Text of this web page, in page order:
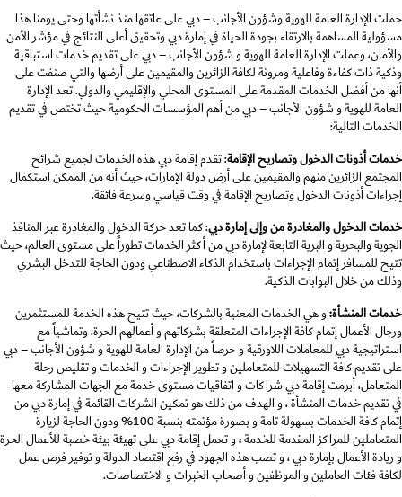
حملت الإدارة العامة للهوية وشؤون الأجانب – دبي على عاتقها منذ نشأتها وحتى يومنا هذا
مسؤولية المساهمة بالارتقاء بجودة الحياة في إمارة دبي وتحقيق أعلى النتائج في مؤشر الأمن
والأمان، وعملت الإدارة العامة للهوية و شؤون الأجانب – دبي على تقديم خدمات استباقية
وذكية ذات كفاءة وفاعلية ومرونة لكافة الزائرين والمقيمين على أرضها والتي صنفت على
أنها من أفضل الخدمات المقدمة على المستوى المحلي والإقليمي والدولي. تعد الإدارة
العامة للهوية و شؤون الأجانب – دبي من أهم المؤسسات الحكومية حيث تختص في تقديم
الخدمات التالية:
خدمات أذونات الدخول وتصاريح الإقامة: تقدم إقامة دبي هذه الخدمات لجميع شرائح
المجتمع الزائرين منهم والمقيمين على أرض دولة الإمارات، حيث أنه من الممكن استكمال
إجراءات أذونات الدخول وتصاريح الإقامة في وقت قياسي وسرعة فائقة.
خدمات الدخول والمغادرةمن وإلى إمارة دبي: كما تعد حركة الدخول والمغادرة عبر المنافذ
الجوية والبحرية و البرية التابعة لإمارة دبي من أكثر الخدمات تطوراً على مستوى العالم، حيث
تتيح للمسافر إتمام الإجراءات باستخدام الذكاء الاصطناعي ودون الحاجة للتدخل البشري
وذلك من خلال البوابات الذكية.
خدمات المنشأة:و هي الخدمات المعنية بالشركات، حيث تتيح هذه الخدمة للمستثمرين
ورجال الأعمال إتمام كافة الإجراءات المتعلقة بشركاتهم و أعمالهم الحرة. وتماشياً مع
استراتيجية دبي للمعاملات اللاورقية و حرصاً من الإدارة العامة للهوية و شؤون الأجانب – دبي
على تقديم كافة التسهيلات للمتعاملين و تطوير الإجراءات و الخدمات و تقليص رحلة
المتعامل، أبرمت إقامة دبي شراكات و اتفاقيات مستوى خدمة مع الجهات المشاركة معها
في تقديم خدمات المنشأة ، و الهدف من ذلك هو تمكين الشركات القائمة في إمارة دبي من
إتمام كافة الخدمات بسهولة تامة و بصورة مؤتمته بنسبة 100% ودون الحاجة لزيارة
المتعاملين للمراكز المقدمة للخدمة،و تعمل إقامة دبي على تهيئة بيئة خصبة للأعمال الحرة
و ريادة الأعمال بإمارة دبي ، و تصب هذه الجهود في رفع اقتصاد الدولة و توفير فرص عمل
لكافة فئات العاملين و الموظفين و أصحاب الخبرات و الاختصاصات.